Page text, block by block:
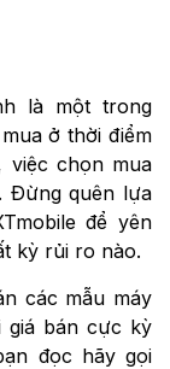
là một trong
ở thời điểm
việc chọn mua
Đừng quên lựa
để yên
kỳ rủi ro nào.
các mẫu máy
giá bán cực kỳ
đọc hãy gọi